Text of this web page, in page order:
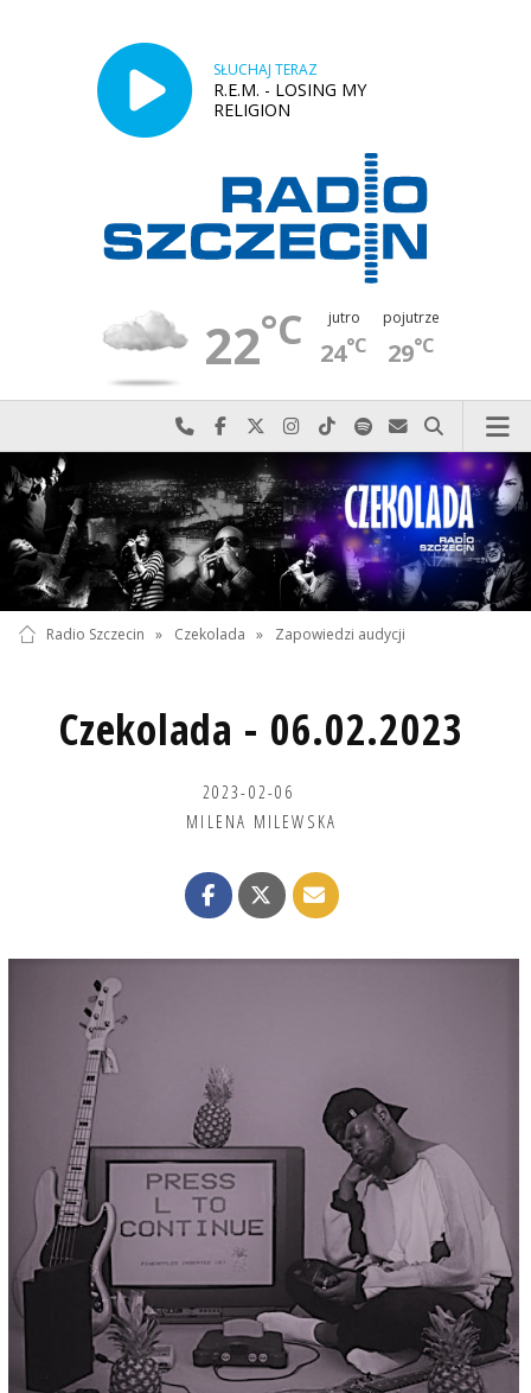
SŁUCHAJ TERAZ
R.E.M. - LOSING MY
RELIGION
22°C jutro
24°C
pojutrze
29°C
Najlepiej po prostu do nas zadzwoń
Odwiedź nas na Facebook-u
Odwiedź nas na X
Odwiedź nas na Instagram-ie
Odwiedź nas na TikTok-u
Szukaj nas na Spotify
Wyślij do nas
Szukaj
Radio Szczecin » Czekolada » Zapowiedzi audycji
Czekolada - 06.02.2023
2023-02-06
MILENA MILEWSKA